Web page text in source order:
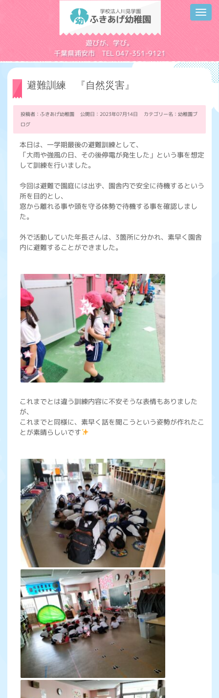
遊びが、学び。
千葉県浦安市 TEL 047-351-9121
避難訓練 『自然災害』
投稿者：ふきあげ幼稚園 公開日：2023年07月14日 カテゴリー名： 幼稚園ブ
ログ
本日は、一学期最後の避難訓練として、
「大雨や強風の日、その後停電が発生した」という事を想定
して訓練を行いました。
今回は避難で園庭には出ず、園舎内で安全に待機するという
所を目的とし、
窓から離れる事や頭を守る体勢で待機する事を確認しまし
た。
外で活動していた年長さんは、3箇所に分かれ、素早く園舎
内に避難することができました。
これまでとは違う訓練内容に不安そうな表情もありました
が、
これまでと同様に、素早く話を聞こうという姿勢が作れたこ
とが素晴らしいです